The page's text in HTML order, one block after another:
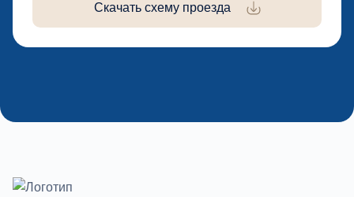
Скачать схему проезда